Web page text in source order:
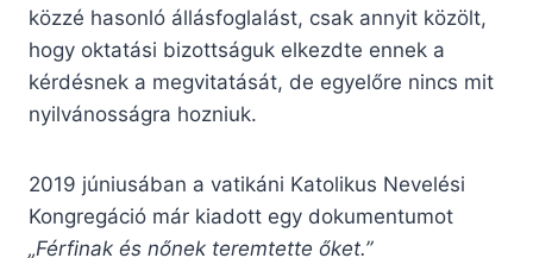
közzé hasonló állásfoglalást, csak annyit közölt,
hogy oktatási bizottságuk elkezdte ennek a
kérdésnek a megvitatását, de egyelőre nincs mit
nyilvánosságra hozniuk.
2019 júniusában a vatikáni Katolikus Nevelési
Kongregáció már kiadott egy dokumentumot
„Férfinak és nőnek teremtette őket.”